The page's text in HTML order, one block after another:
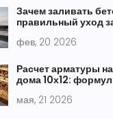
Зачем заливать
правильный уход
фев, 20 2026
Расчет арматуры
дома 10х12:
мая, 21 2026